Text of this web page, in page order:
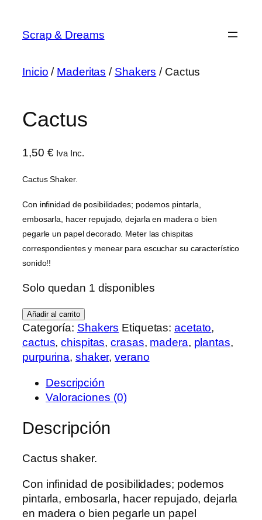
contenido
Scrap & Dreams
Inicio / Maderitas / Shakers / Cactus
Cactus
1,50 € Iva Inc.
Cactus Shaker.
Con infinidad de posibilidades; podemos pintarla,
embosarla, hacer repujado, dejarla en madera o bien
pegarle un papel decorado. Meter las chispitas
correspondientes y menear para escuchar su característico
sonido!!
Solo quedan 1 disponibles
Cactus
cantidad
Añadir al carrito
Categoría: Shakers Etiquetas:acetato,
cactus,chispitas,crasas, madera, plantas,
purpurina, shaker,verano
Descripción
Valoraciones (0)
Descripción
Cactus shaker.
Con infinidad de posibilidades; podemos
pintarla, embosarla, hacer repujado, dejarla
en madera o bien pegarle un papel